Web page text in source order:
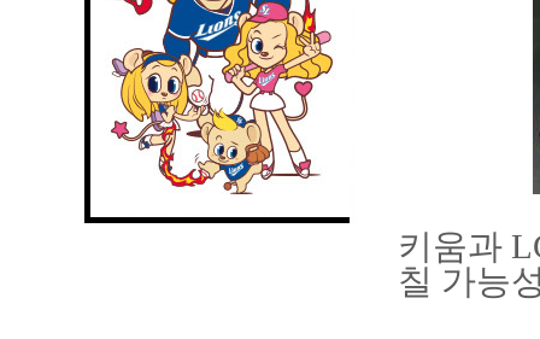
키움과
칠 가능